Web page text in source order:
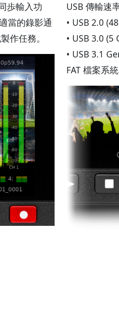
歩輸入功
當的錄影通
作任務。
USB 傳輸速
• USB 2.0
• USB 3.0 (5
• USB 3.1
FAT 檔案系